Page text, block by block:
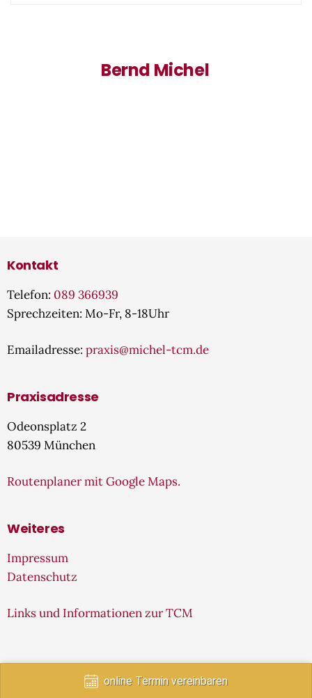
Bernd Michel
Kontakt
Telefon: 089 366939
Sprechzeiten: Mo-Fr, 8-18Uhr
Emailadresse: praxis@michel-tcm.de
Praxisadresse
Odeonsplatz 2
80539 München
Routenplaner mit Google Maps.
Weiteres
Impressum
Datenschutz
Links und Informationen zur TCM
online Termin vereinbaren